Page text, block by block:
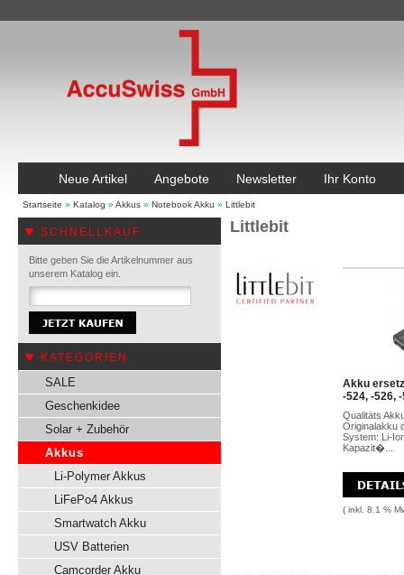
Neue Artikel Angebote Newsletter Ihr Konto
Startseite » Katalog » Akkus » Notebook Akku » Littlebit
SCHNELLKAUF
Bitte geben Sie die Artikelnummer aus
unserem Katalog ein.
KATEGORIEN
SALE
Geschenkidee
Solar + Zubehör
Akkus
Li-Polymer Akkus
LiFePo4 Akkus
Smartwatch Akku
USV Batterien
Camcorder Akku
Littlebit
Akku
-524, -526,
Qualitäts
Originalakku
System: Li-
Kapazit�...
( inkl. 8.1 %